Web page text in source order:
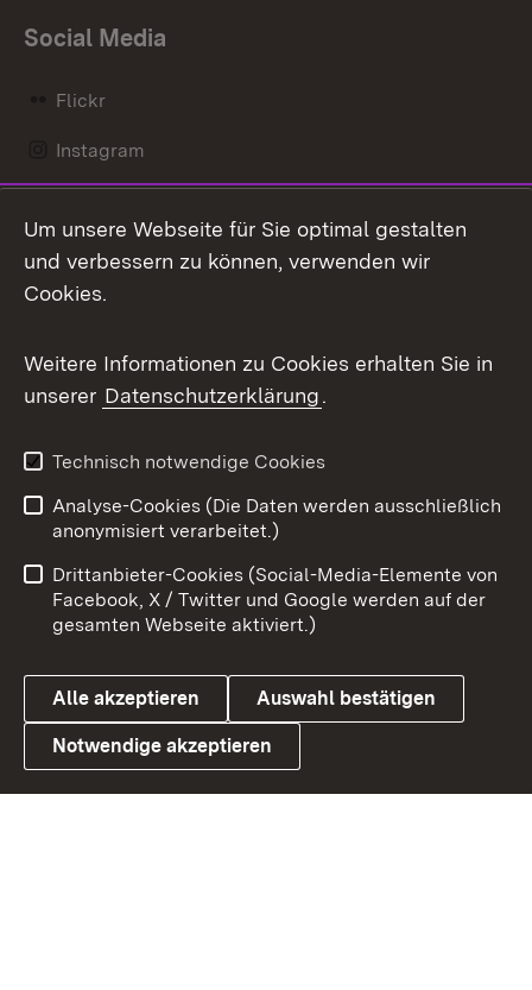
Social Media
Flickr
Instagram
Mastodon
Messenger
Social Wall
X / Twitter
Youtube
Link zum Landesportal
Benutzungshinweise
Barrierefreiheit
Datenschutz
Cookies
Um unsere Webseite für Sie optimal gestalten
und verbessern zu können, verwenden wir
Cookies.
Weitere Informationen zu Cookies erhalten Sie in
unserer Datenschutzerklärung.
Technisch notwendige Cookies
Analyse-Cookies (Die Daten werden ausschließlich
anonymisiert verarbeitet.)
Drittanbieter-Cookies (Social-Media-Elemente von
Facebook, X / Twitter und Google werden auf der
gesamten Webseite aktiviert.)
Alle akzeptieren Auswahl bestätigen
Notwendige akzeptieren